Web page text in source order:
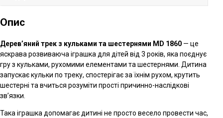
Опис
Дерев’яний трек з кульками та шестернями MD 1860 — це
яскрава розвиваюча іграшка для дітей від 3 років, яка поєднує
гру з кульками, рухомими елементами та шестернями. Дитина
запускає кульки по треку, спостерігає за їхнім рухом, крутить
шестерні та вчиться розуміти прості причинно-наслідкові
зв’язки.
Така іграшка допомагає дитині не просто весело провести час,